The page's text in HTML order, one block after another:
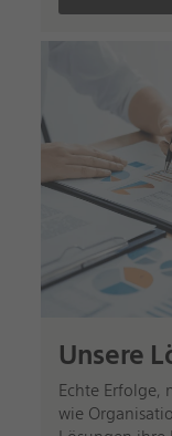
Unsere
Echte Erfolge,
wie